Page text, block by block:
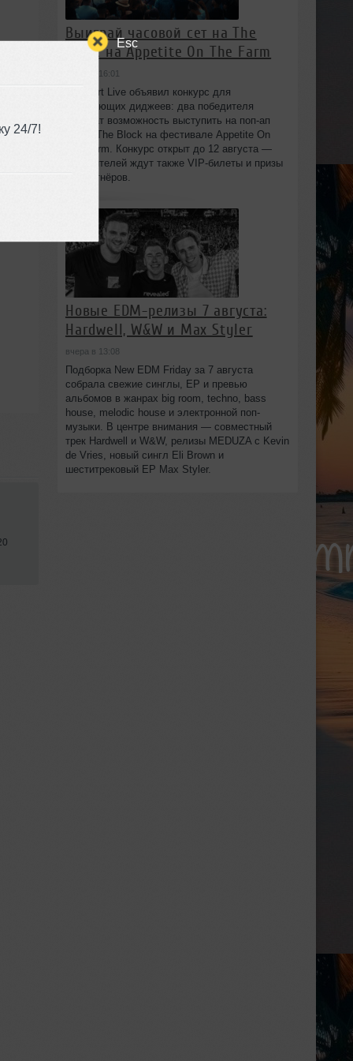
Esc
24/7!
Выиграй часовой сет на The
Block на Appetite On The Farm
вчера в 16:01
Beatport Live объявил конкурс для
начинающих диджеев: два победителя
получат возможность выступить на поп‑ап
сцене The Block на фестивале Appetite On
The Farm. Конкурс открыт до 12 августа —
победителей ждут также VIP‑билеты и призы
от партнёров.
Новые EDM-релизы 7 августа:
Hardwell, W&W и Max Styler
вчера в 13:08
Подборка New EDM Friday за 7 августа
собрала свежие синглы, EP и превью
альбомов в жанрах big room, techno, bass
house, melodic house и электронной поп-
музыки. В центре внимания — совместный
трек Hardwell и W&W, релизы MEDUZA с Kevin
de Vries, новый сингл Eli Brown и
шеститрековый EP Max Styler.